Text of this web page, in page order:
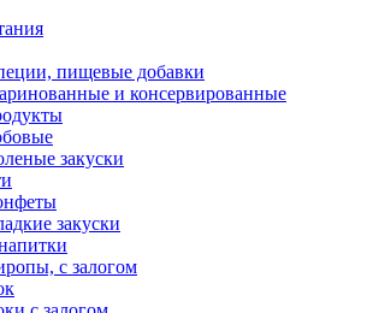
пищевые добавки
и консервированные
закуски
закуски
с залогом